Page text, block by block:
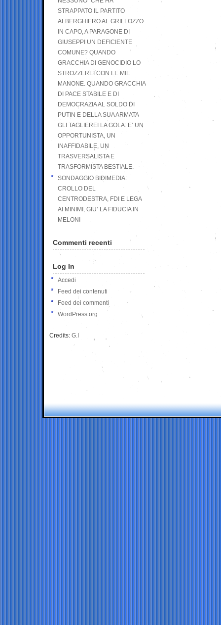
STRAPPATO IL PARTITO
ALBERGHIERO AL GRILLOZZO
IN CAPO, A PARAGONE DI
GIUSEPPI UN DEFICIENTE
COMUNE? QUANDO
GRACCHIA DI GENOCIDIO LO
STROZZEREI CON LE MIE
MANONE. QUANDO GRACCHIA
DI PACE STABILE E DI
DEMOCRAZIA AL SOLDO DI
PUTIN E DELLA SUA ARMATA
GLI TAGLIEREI LA GOLA: E’ UN
OPPORTUNISTA, UN
INAFFIDABILE, UN
TRASVERSALISTA E
TRASFORMISTA BESTIALE.
SONDAGGIO BIDIMEDIA:
CROLLO DEL
CENTRODESTRA, FDI E LEGA
AI MINIMI, GIU’ LA FIDUCIA IN
MELONI
Commenti recenti
Log In
Accedi
Feed dei contenuti
Feed dei commenti
WordPress.org
Credits: G.I